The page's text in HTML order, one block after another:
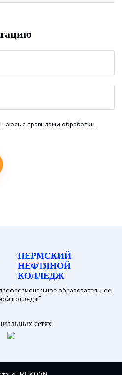
с правилами обработки
ПЕРМСКИЙ
НЕФТЯНОЙ
КОЛЛЕДЖ
образовательное
колледж"
сетях